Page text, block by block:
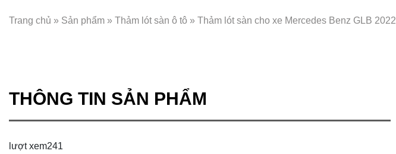
Trang chủ » Sản phẩm » Thảm lót sàn ô tô » Thảm lót sàn cho xe Mercedes Benz GLB 2022
THÔNG TIN SẢN PHẨM
lượt xem241